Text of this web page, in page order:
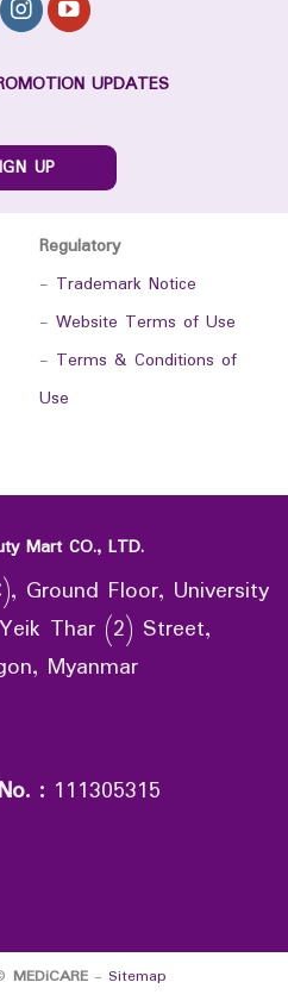
UPDATES
UP
Regulatory
- Trademark Notice
- Website Terms of Use
- Terms & Conditions of
Use
Mart CO., LTD.
Ground Floor, University
Thar (2) Street,
Myanmar
: 111305315
MEDiCARE- Sitemap